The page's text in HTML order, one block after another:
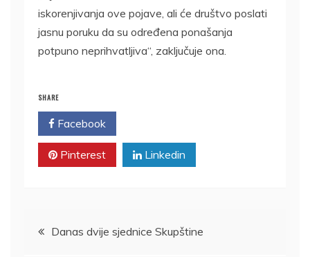
iskorenjivanja ove pojave, ali će društvo poslati
jasnu poruku da su određena ponašanja
potpuno neprihvatljiva“, zaključuje ona.
SHARE
Facebook
Pinterest Linkedin
Kretanje
Danas dvije sjednice Skupštine